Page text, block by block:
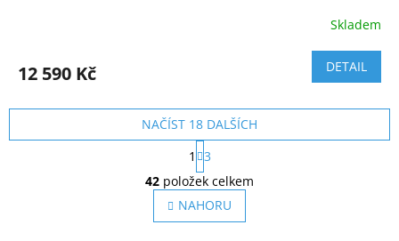
R
M
A
Skladem
12 590 Kč DETAIL
O
v
l
á
NAČÍST 18 DALŠÍCH
S
t
r
á
n
k
1
3
42 položek celkem
NAHORU